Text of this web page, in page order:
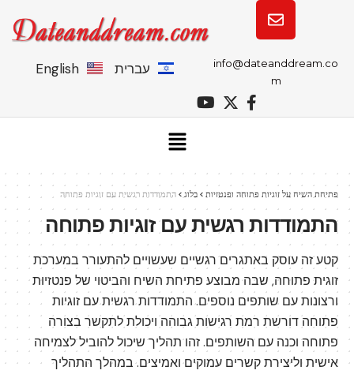
info@dateanddream.co
m
עברית English
פתיחת השיח על זוגיות פתוחה ופנטזיות > בלוג > התמודדות רגשית עם זוגיות פתוחה
התמודדות רגשית עם זוגיות פתוחה
קטע זה עוסק באתגרים רגשיים שעשויים להתעורר במערכת
זוגית פתוחה, שבה מבוצע פתיחת השיח והביטוי של פנטזיות
ורצונות עם שותפים נוספים. התמודדות רגשית עם זוגיות
פתוחה דורשת רמת רגישות גבוהה ויכולת לתקשר בצורה
פתוחה וכנה עם השותפים. זהו תהליך שיכול להוביל לצמיחה
אישית וליצירת קשרים עמוקים ואמיצים. במהלך התהליך